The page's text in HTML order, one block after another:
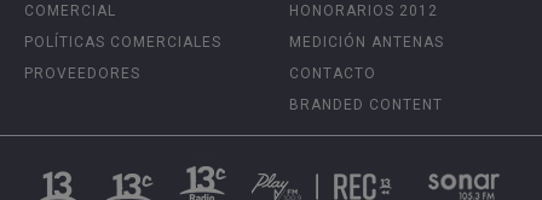
COMERCIAL
POLÍTICAS COMERCIALES
PROVEEDORES
HONORARIOS 2012
MEDICIÓN ANTENAS
CONTACTO
BRANDED CONTENT